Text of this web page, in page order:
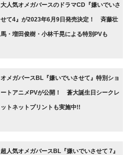
大人気オメガバースのドラマCD『嫌いでいさ
せて4』が2023年6月9日発売決定！ 斉藤壮
馬・増田俊樹・小林千晃による特別PVも
オメガバースBL『嫌いでいさせて』特別ショ
ートアニメPVが公開！ 蒼大誕生日シークレ
ットネットプリントも実施中!!
超人気オメガバースBL『嫌いでいさせて 7』